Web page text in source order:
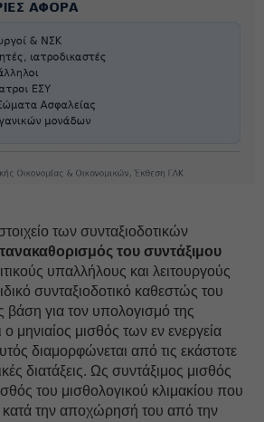
των συνταξιοδοτικών
του συντάξιμου
υπαλλήλους και λειτουργούς
συνταξιοδοτικό καθεστώς του
για τον υπολογισμό της
μηνιαίος μισθός των εν ενεργεία
διαμορφώνεται από τις εκάστοτε
διατάξεις. Ως συντάξιμος μισθός
του μισθολογικού κλιμακίου που
κατά την αποχώρησή του από την